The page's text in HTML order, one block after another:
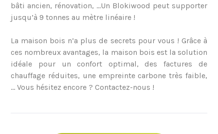
bâti ancien, rénovation, …Un Blokiwood peut supporter
jusqu’à 9 tonnes au mètre linéaire !
La maison bois n’a plus de secrets pour vous ! Grâce à
ces nombreux avantages, la maison bois est la solution
idéale pour un confort optimal, des factures de
chauffage réduites, une empreinte carbone très faible,
… Vous hésitez encore ? Contactez-nous !